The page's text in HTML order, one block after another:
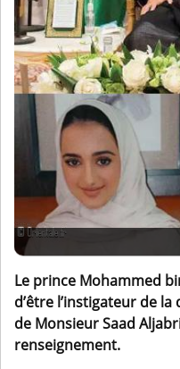
Le prince Mohammed
d’être l’instigateur de
de Monsieur Saad
renseignement.